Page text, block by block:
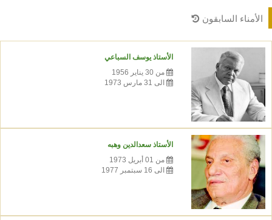
الأمناء السابقون
الأستاذ يوسف السباعي
من 30 يناير 1956
الى 31 مارس 1973
الأستاذ سعدالدين وهبه
من 01 أبريل 1973
الى 16 سبتمبر 1977